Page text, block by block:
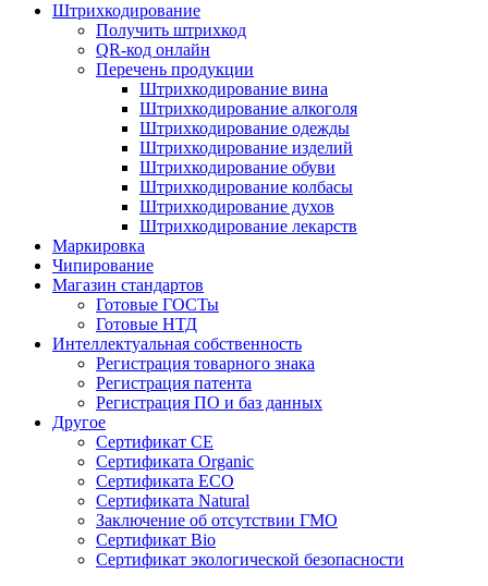
Штрихкодирование
Получить штрихкод
QR-код онлайн
Перечень продукции
Штрихкодирование вина
Штрихкодирование алкоголя
Штрихкодирование одежды
Штрихкодирование изделий
Штрихкодирование обуви
Штрихкодирование колбасы
Штрихкодирование духов
Штрихкодирование лекарств
Маркировка
Чипирование
Магазин стандартов
Готовые ГОСТы
Готовые НТД
Интеллектуальная собственность
Регистрация товарного знака
Регистрация патента
Регистрация ПО и баз данных
Другое
Сертификат СЕ
Сертификата Organic
Сертификата ECO
Сертификата Natural
Заключение об отсутствии ГМО
Сертификат Bio
Сертификат экологической безопасности